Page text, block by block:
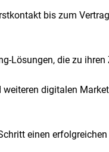
bis zum
Lösungen, die zu ihren
weiteren digitalen
einen